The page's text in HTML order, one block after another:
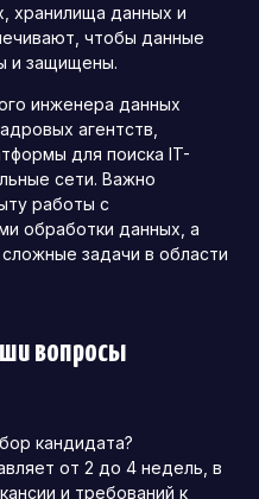
хранилища данных и
чтобы данные
и защищены.
инженера данных
агентств,
для поиска IT-
сети. Важно
работы с
обработки данных, а
задачи в области
вопросы
кандидата?
от 2 до 4 недель, в
и требований к